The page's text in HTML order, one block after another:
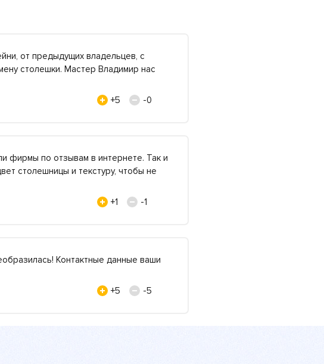
от предыдущих владельцев, с
столешки. Мастер Владимир нас
+5
-0
фирмы по отзывам в интернете. Так и
столешницы и текстуру, чтобы не
+1
-1
Контактные данные ваши
+5
-5